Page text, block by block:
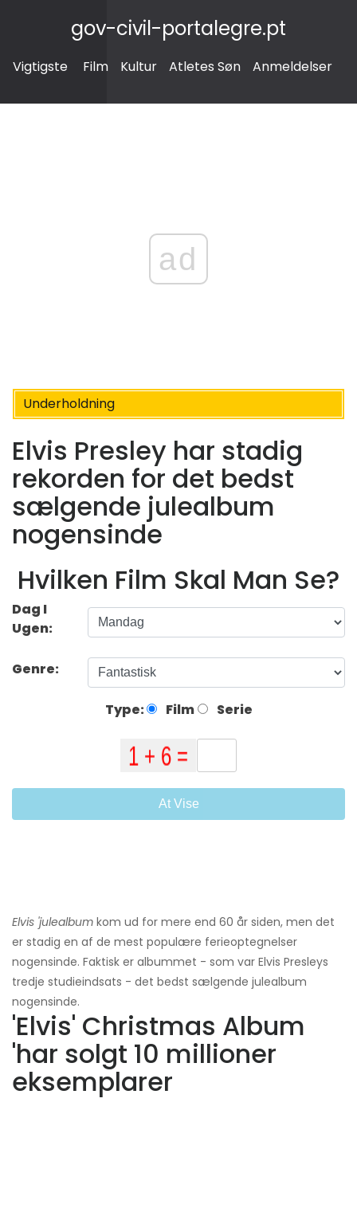
gov-civil-portalegre.pt
Vigtigste Film Kultur Atletes Søn Anmeldelser
ad
Underholdning
Elvis Presley har stadig
rekorden for det bedst
sælgende julealbum
nogensinde
Hvilken Film Skal Man Se?
Dag I
Ugen:
Genre:
Type: Film Serie
At Vise
Elvis 'julealbum kom ud for mere end 60 år siden, men det
er stadig en af ​​de mest populære ferieoptegnelser
nogensinde. Faktisk er albummet - som var Elvis Presleys
tredje studieindsats - det bedst sælgende julealbum
nogensinde.
'Elvis' Christmas Album
'har solgt 10 millioner
eksemplarer